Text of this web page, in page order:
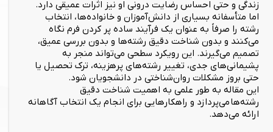
زندگی و حتی احساس رضایت درونی او نیز اثرات عمیقی دارد.
اما متأسفانه بسیاری از دانش‌آموزان و خانواده‌ها، انتخاب
رشته را صرفاً به عنوان یک فرآیند ساده پر کردن فرم نگاه
می‌کنند و بدون شناخت دقیق رشته‌ها و بدون بررسی عمیق،
تصمیم می‌گیرند. این رویکرد سطحی می‌تواند منجر به
پشیمانی‌های جدی، تغییر رشته‌های پرهزینه، ترک تحصیل یا
حتی بروز مشکلات روان‌شناختی در دانشجویان شود.
این مقاله به طور علمی به اهمیت شناخت دقیق
رشته‌ها می‌پردازد و راهکارهایی برای انجام یک انتخاب آگاهانه
ارائه می‌دهد.